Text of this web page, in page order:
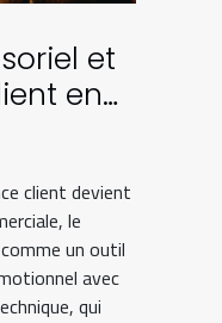
et
en
client devient
le
un outil
avec
qui